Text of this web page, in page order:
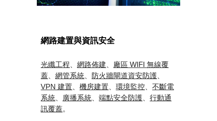
網路建置與資訊安全
光纖工程、網路佈建、 廠區 WIFI 無線覆
蓋、網管系統、 防火牆閘道資安防護、
VPN 建置、機房建置、環境監控、不斷電
系統、 廣播系統、端點安全防護、行動通
訊覆蓋。